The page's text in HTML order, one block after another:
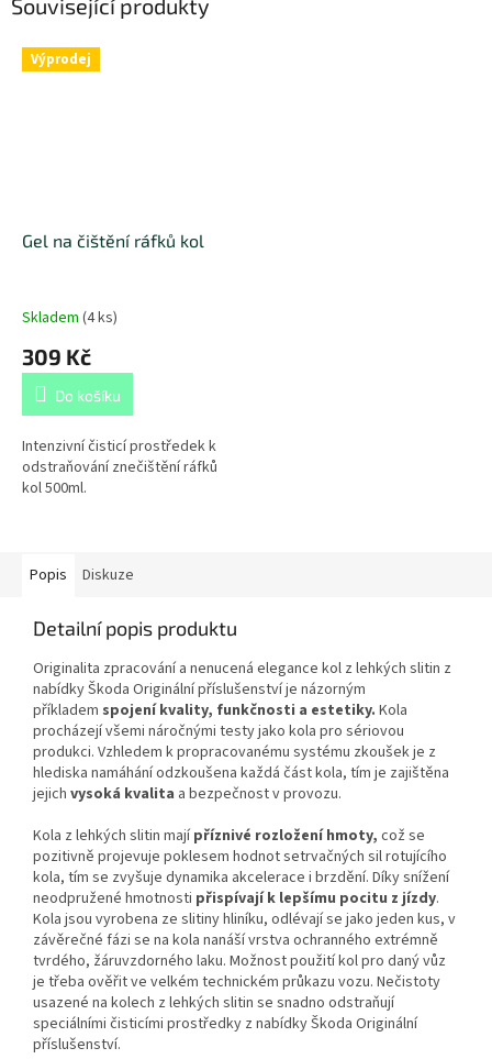
Související produkty
Výprodej
Gel na čištění ráfků kol
Skladem (4 ks)
309 Kč
Do košíku
Intenzivní čisticí prostředek k
odstraňování znečištění ráfků
kol 500ml.
Popis Diskuze
Detailní popis produktu
Originalita zpracování a nenucená elegance kol z lehkých slitin z
nabídky Škoda Originální příslušenství je názorným
příkladem spojení kvality, funkčnosti a estetiky. Kola
procházejí všemi náročnými testy jako kola pro sériovou
produkci. Vzhledem k propracovanému systému zkoušek je z
hlediska namáhání odzkoušena každá část kola, tím je zajištěna
jejich vysoká kvalita a bezpečnost v provozu.
Kola z lehkých slitin majípříznivé rozložení hmoty, což se
pozitivně projevuje poklesem hodnot setrvačných sil rotujícího
kola, tím se zvyšuje dynamika akcelerace i brzdění. Díky snížení
neodpružené hmotnosti přispívají k lepšímu pocitu z jízdy.
Kola jsou vyrobena ze slitiny hliníku, odlévají se jako jeden kus, v
závěrečné fázi se na kola nanáší vrstva ochranného extrémně
tvrdého, žáruvzdorného laku. Možnost použití kol pro daný vůz
je třeba ověřit ve velkém technickém průkazu vozu. Nečistoty
usazené na kolech z lehkých slitin se snadno odstraňují
speciálními čisticími prostředky z nabídky Škoda Originální
příslušenství.